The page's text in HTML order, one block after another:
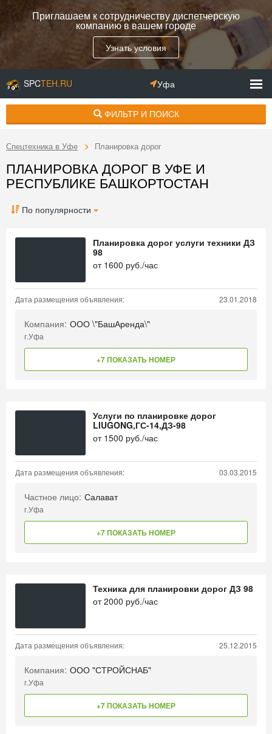
Приглашаем к сотрудничеству диспетчерскую
компанию в вашем городе
Узнать условия
SPCTEH.RU Уфа
ФИЛЬТР И ПОИСК
Спецтехника в Уфе Планировка дорог
ПЛАНИРОВКА ДОРОГ В УФЕ И
РЕСПУБЛИКЕ БАШКОРТОСТАН
По популярности
Планировка дорог услуги техники ДЗ
98
от 1600 руб./час
Дата размещения объявления: 23.01.2018
Компания: ООО \"БашАренда\"
г.Уфа
+7 ПОКАЗАТЬ НОМЕР
Услуги по планировке дорог
LIUGONG,ГС-14,ДЗ-98
от 1500 руб./час
Дата размещения объявления: 03.03.2015
Частное лицо: Салават
г.Уфа
+7 ПОКАЗАТЬ НОМЕР
Техника для планировки дорог ДЗ 98
от2000 руб./час
Дата размещения объявления: 25.12.2015
Компания: ООО "СТРОЙСНАБ"
г.Уфа
+7 ПОКАЗАТЬ НОМЕР